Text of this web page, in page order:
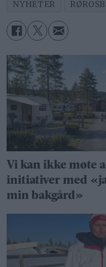
NYHETER
Vi kan ikke møte
initiativer med
min bakgård»